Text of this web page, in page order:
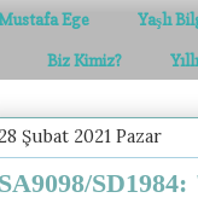
Ege Yaşlı
Biz Kimiz?
28 Şubat 2021 Pazar
SA9098/